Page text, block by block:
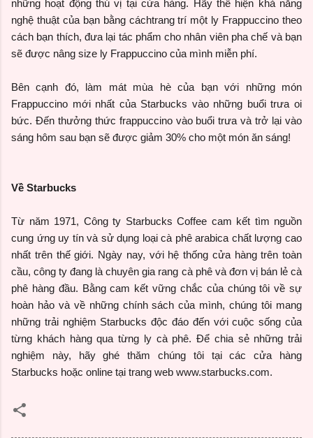
những hoạt động thú vị tại cửa hàng. Hãy thể hiện khả năng
nghệ thuật của bạn bằng cáchtrang trí một ly Frappuccino theo
cách bạn thích, đưa lại tác phẩm cho nhân viên pha chế và bạn
sẽ được nâng size ly Frappuccino của mình miễn phí.
Bên cạnh đó, làm mát mùa hè của bạn với những món
Frappuccino mới nhất của Starbucks vào những buổi trưa oi
bức. Đến thưởng thức frappuccino vào buổi trưa và trở lại vào
sáng hôm sau bạn sẽ được giảm 30% cho một món ăn sáng!
Về Starbucks
Từ năm 1971, Công ty Starbucks Coffee cam kết tìm nguồn
cung ứng uy tín và sử dụng loại cà phê arabica chất lượng cao
nhất trên thế giới. Ngày nay, với hệ thống cửa hàng trên toàn
cầu, công ty đang là chuyên gia rang cà phê và đơn vị bán lẻ cà
phê hàng đầu. Bằng cam kết vững chắc của chúng tôi về sự
hoàn hảo và về những chính sách của mình, chúng tôi mang
những trải nghiệm Starbucks độc đáo đến với cuộc sống của
từng khách hàng qua từng ly cà phê. Để chia sẻ những trải
nghiệm này, hãy ghé thăm chúng tôi tại các cửa hàng
Starbucks hoặc online tại trang web www.starbucks.com.